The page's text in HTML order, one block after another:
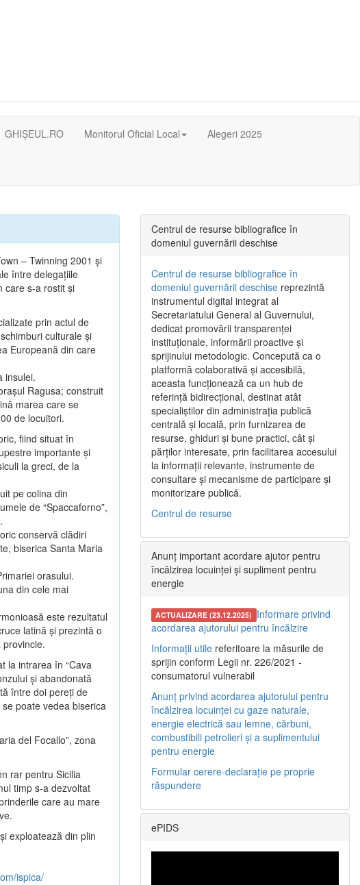
GHIȘEUL.RO Monitorul Oficial Local Alegeri 2025
– Twinning 2001 şi
între delegaţiile
care s-a rostit şi
prin actul de
culturale şi
Europeană din care
insulei.
Ragusa; construit
marea care se
de locuitori.
fiind situat în
importante şi
la greci, de la
pe colina din
de “Spaccaforno”,
conservă clădiri
biserica Santa Maria
orasului.
din cele mai
este rezultatul
latină şi prezintă o
la intrarea în “Cava
şi abandonată
între doi pereţi de
poate vedea biserica
del Focallo”, zona
rar pentru Sicilia
timp s-a dezvoltat
care au mare
exploatează din plin
ispica/
Centrul de resurse bibliografice în
domeniul guvernării deschise
Centrul de resurse bibliografice în
domeniul guvernării deschise reprezintă
instrumentul digital integrat al
Secretariatului General al Guvernului,
dedicat promovării transparenței
instituționale, informării proactive și
sprijinului metodologic. Concepută ca o
platformă colaborativă și accesibilă,
aceasta funcționează ca un hub de
referință bidirecțional, destinat atât
specialiștilor din administrația publică
centrală și locală, prin furnizarea de
resurse, ghiduri și bune practici, cât și
părților interesate, prin facilitarea accesului
la informații relevante, instrumente de
consultare și mecanisme de participare și
monitorizare publică.
Centrul de resurse
Anunț important acordare ajutor pentru
încălzirea locuinței și supliment pentru
energie
ACTUALIZARE (23.12.2025) Informare privind
acordarea ajutorului pentru încălzire
Informații utile referitoare la măsurile de
sprijin conform Legii nr. 226/2021 -
consumatorul vulnerabil
Anunț privind acordarea ajutorului pentru
încălzirea locuinței cu gaze naturale,
energie electrică sau lemne, cărbuni,
combustibili petrolieri și a suplimentului
pentru energie
Formular cerere-declarație pe proprie
răspundere
ePIDS